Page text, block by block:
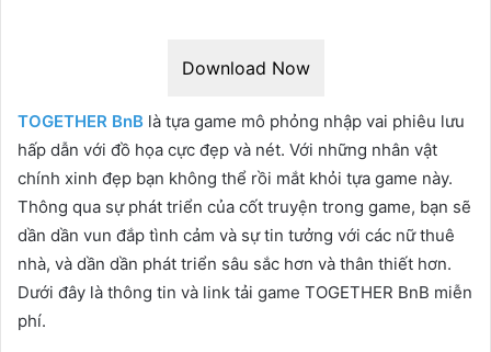
Download Now
TOGETHER BnB là tựa game mô phỏng nhập vai phiêu lưu
hấp dẫn với đồ họa cực đẹp và nét. Với những nhân vật
chính xinh đẹp bạn không thể rồi mắt khỏi tựa game này.
Thông qua sự phát triển của cốt truyện trong game, bạn sẽ
dần dần vun đắp tình cảm và sự tin tưởng với các nữ thuê
nhà, và dần dần phát triển sâu sắc hơn và thân thiết hơn.
Dưới đây là thông tin và link tải game TOGETHER BnB miễn
phí.